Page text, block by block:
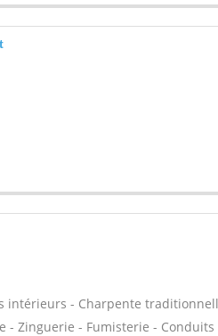
intérieurs - Charpente
- Zinguerie - Fumisterie -